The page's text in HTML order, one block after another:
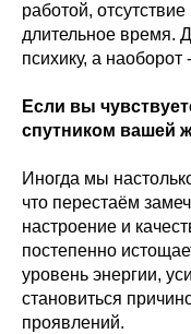
работой,
длительное время.
психику, а наоборот
Если вы
спутником вашей
Иногда мы
что перестаём
настроение и
постепенно
уровень энергии,
становиться
проявлений.